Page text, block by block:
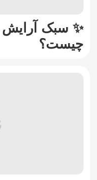
✨ سبک آرایش
چیست؟